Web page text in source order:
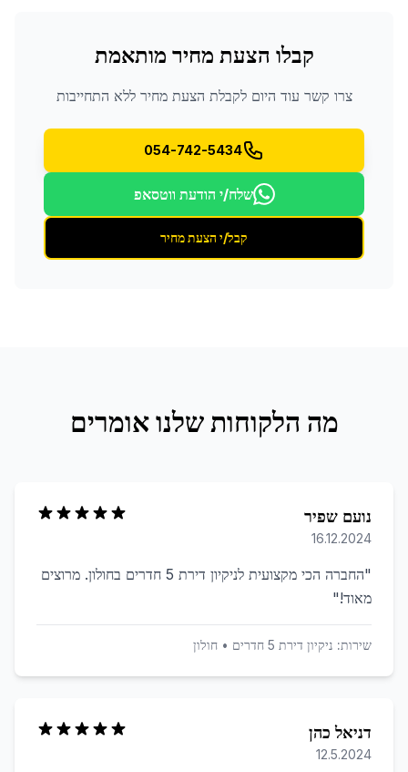
קבלו הצעת מחיר מותאמת
צרו קשר עוד היום לקבלת הצעת מחיר ללא התחייבות
054-742-5434
שלח/י הודעת ווטסאפ
קבל/י הצעת מחיר
מה הלקוחות שלנו אומרים
נועם שפיר
16.12.2024
"
החברה הכי מקצועית לניקיון דירת 5 חדרים בחולון. מרוצים
מאוד!"
שירות: ניקיון דירת 5 חדרים • חולון
דניאל כהן
12.5.2024